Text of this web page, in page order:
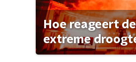
Hoe reageert
extreme